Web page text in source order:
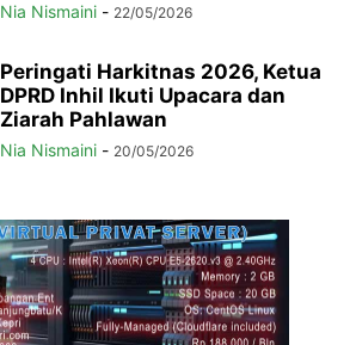
Nia Nismaini - 22/05/2026
Peringati Harkitnas 2026, Ketua
DPRD Inhil Ikuti Upacara dan
Ziarah Pahlawan
Nia Nismaini - 20/05/2026